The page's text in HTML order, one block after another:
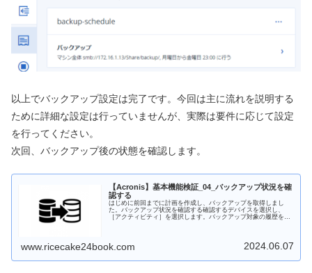
以上でバックアップ設定は完了です。今回は主に流れを説明する
ために詳細な設定は行っていませんが、実際は要件に応じて設定
を行ってください。
次回、バックアップ後の状態を確認します。
【Acronis】基本機能検証_04_バックアップ状況を確
認する
はじめに前回までに計画を作成し、バックアップを取得しまし
た。バックアップ状況を確認する確認するデバイスを選択し、
［アクティビティ］を選択します。バックアップ対象の履歴を確
www.ricecake24book.com 2024.06.07